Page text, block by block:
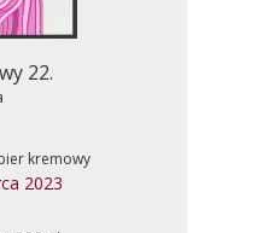
22.
kremowy
2023